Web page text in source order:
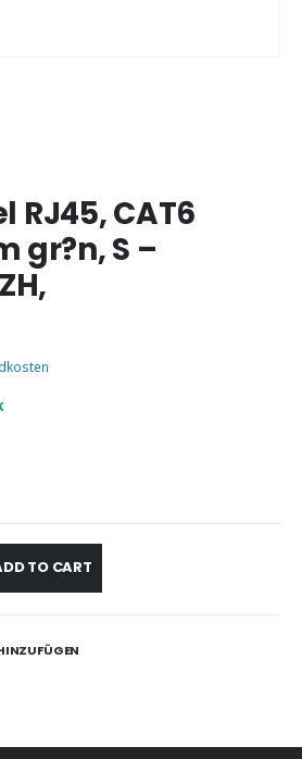
RJ45, CAT6
gr?n, S –
TO CART